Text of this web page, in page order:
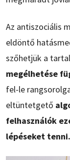
Az antiszociális
eldöntő
szőhetjük a
megélhetése
fel-le
eltüntetgető
felhasználók
lépéseket tenni.